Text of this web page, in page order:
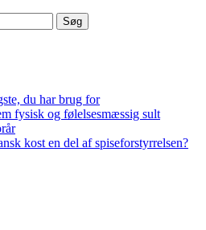
du har brug for
fysisk og følelsesmæssig sult
kost en del af spiseforstyrrelsen?